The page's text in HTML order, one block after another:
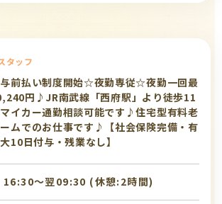
タッフ
前払い制度開始☆夜勤専従☆夜勤一回最
円♪JR南武線「西府駅」より徒歩11
イカー通勤相談可能です♪住宅型有料老
ムでのお仕事です♪【社会保険完備・有
10日付与・残業なし】
16:30〜翌09:30 (休憩:2時間)